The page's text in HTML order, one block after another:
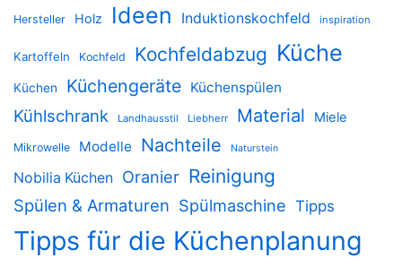
Hersteller Holz Ideen Induktionskochfeld inspiration
Kartoffeln Kochfeld Kochfeldabzug Küche
Küchen Küchengeräte Küchenspülen
Kühlschrank Landhausstil Liebherr Material Miele
Mikrowelle Modelle Nachteile Naturstein
Nobilia Küchen Oranier Reinigung
Spülen & Armaturen Spülmaschine Tipps
Tipps für die Küchenplanung